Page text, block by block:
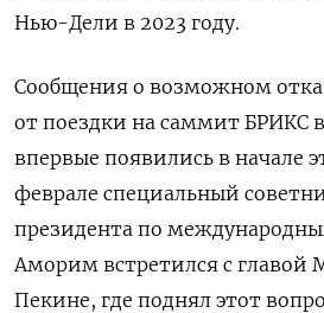
Нью-Дели в 2023 году.
Сообщения о возможном
от поездки на саммит БРИКС
впервые появились в начале
феврале специальный
президента по
Аморим встретился с главой
Пекине, где поднял этот